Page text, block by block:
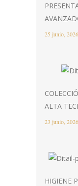
25 junio, 2026
ALTA
23 junio, 2026
HIGIENE